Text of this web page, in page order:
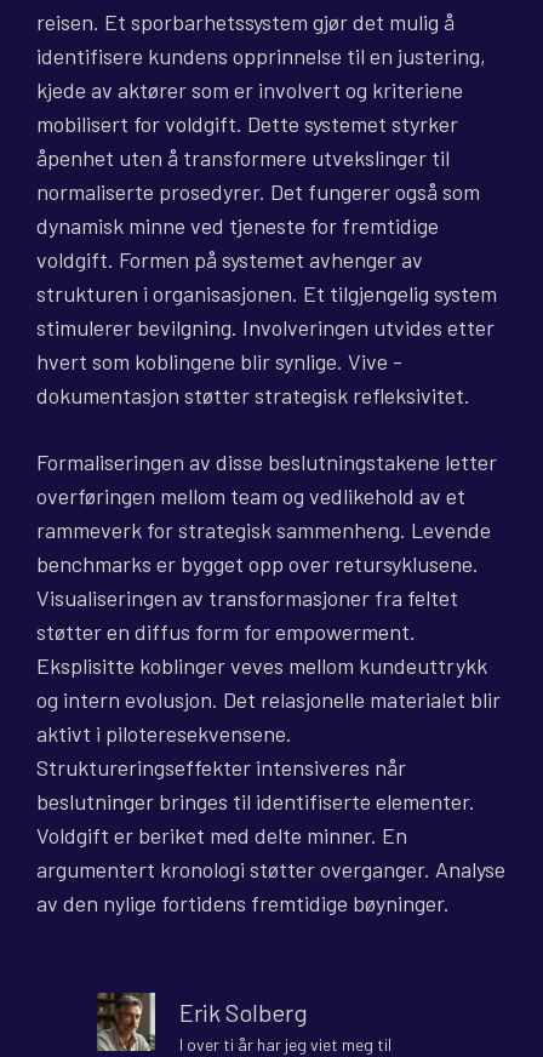
reisen. Et sporbarhetssystem gjør det mulig å
identifisere kundens opprinnelse til en justering,
kjede av aktører som er involvert og kriteriene
mobilisert for voldgift. Dette systemet styrker
åpenhet uten å transformere utvekslinger til
normaliserte prosedyrer. Det fungerer også som
dynamisk minne ved tjeneste for fremtidige
voldgift. Formen på systemet avhenger av
strukturen i organisasjonen. Et tilgjengelig system
stimulerer bevilgning. Involveringen utvides etter
hvert som koblingene blir synlige. Vive -
dokumentasjon støtter strategisk refleksivitet.
Formaliseringen av disse beslutningstakene letter
overføringen mellom team og vedlikehold av et
rammeverk for strategisk sammenheng. Levende
benchmarks er bygget opp over retursyklusene.
Visualiseringen av transformasjoner fra feltet
støtter en diffus form for empowerment.
Eksplisitte koblinger veves mellom kundeuttrykk
og intern evolusjon. Det relasjonelle materialet blir
aktivt i piloteresekvensene.
Struktureringseffekter intensiveres når
beslutninger bringes til identifiserte elementer.
Voldgift er beriket med delte minner. En
argumentert kronologi støtter overganger. Analyse
av den nylige fortidens fremtidige bøyninger.
Erik Solberg
I over ti år har jeg viet meg til